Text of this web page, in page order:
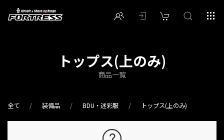
トップス(上のみ)
商品一覧
全て 装備品 BDU・迷彩服 トップス(上のみ)